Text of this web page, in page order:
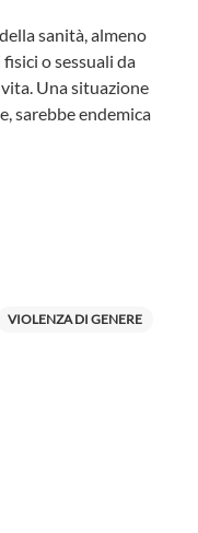
sanità, almeno
o sessuali da
Una situazione
sarebbe endemica
VIOLENZA DI GENERE